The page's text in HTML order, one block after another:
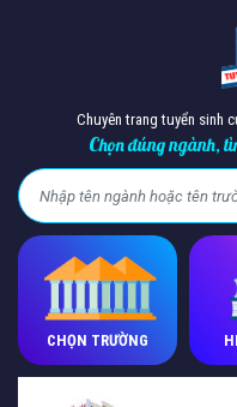
Chuyên trang tuyển sinh
Chọn đúng ngành,
CHỌN TRƯỜNG